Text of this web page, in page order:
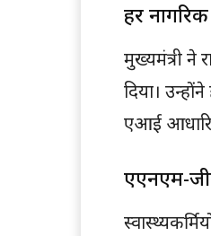
हर
मुख्यमंत्री ने
दिया।
एआई
एएनएम-